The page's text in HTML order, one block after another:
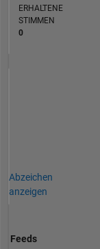
ERHALTENE
STIMMEN
0
Abzeichen
anzeigen
Feeds